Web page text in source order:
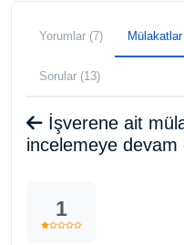
Yorumlar (7)
Sorular (13)
İşverene ait
incelemeye devam
1